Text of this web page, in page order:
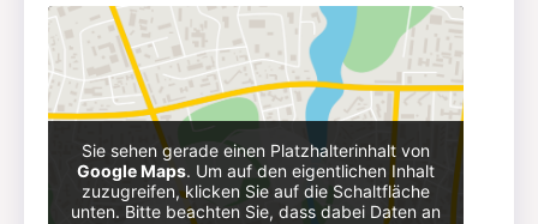
Sie sehen gerade einen Platzhalterinhalt von
Google Maps. Um auf den eigentlichen Inhalt
zuzugreifen, klicken Sie auf die Schaltfläche
unten. Bitte beachten Sie, dass dabei Daten an